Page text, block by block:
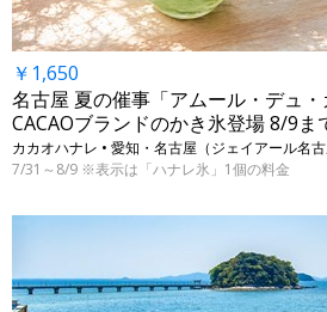
￥1,650
名古屋 夏の催事「アムール・デュ
CACAOブランドのかき氷登場 8/9ま
カカオハナレ • 愛知・名古屋（ジェイアール名
7/31～8/9 ※表示は「ハナレ氷」1個の料金